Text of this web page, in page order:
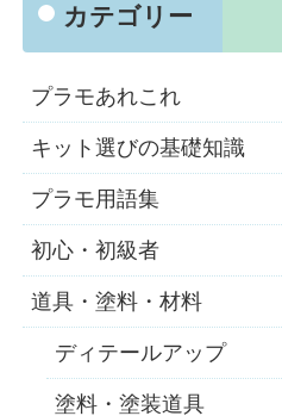
カテゴリー
プラモあれこれ
キット選びの基礎知識
プラモ用語集
初心・初級者
道具・塗料・材料
ディテールアップ
塗料・塗装道具